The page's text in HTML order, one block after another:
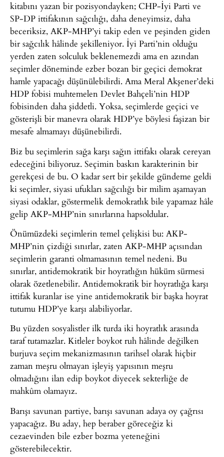
kitabını yazan bir pozisyondayken; CHP-İyi Parti ve
SP-DP ittifakının sağcılığı, daha deneyimsiz, daha
beceriksiz, AKP-MHP’yi takip eden ve peşinden giden
bir sağcılık hâlinde şekilleniyor. İyi Parti’nin olduğu
yerden zaten solculuk beklenemezdi ama en azından
seçimler döneminde ezber bozan bir geçici demokrat
hamle yapacağı düşünülebilirdi. Ama Meral Akşener’deki
HDP fobisi muhtemelen Devlet Bahçeli’nin HDP
fobisinden daha şiddetli. Yoksa, seçimlerde geçici ve
gösterişli bir manevra olarak HDP’ye böylesi faşizan bir
mesafe almamayı düşünebilirdi.
Biz bu seçimlerin sağa karşı sağın ittifakı olarak cereyan
edeceğini biliyoruz. Seçimin baskın karakterinin bir
gerekçesi de bu. O kadar sert bir şekilde gündeme geldi
ki seçimler, siyasi ufukları sağcılığı bir milim aşamayan
siyasi odaklar, göstermelik demokratlık bile yapamaz hâle
gelip AKP-MHP’nin sınırlarına hapsoldular.
Önümüzdeki seçimlerin temel çelişkisi bu: AKP-
MHP’nin çizdiği sınırlar, zaten AKP-MHP açısından
seçimlerin garanti olmamasının temel nedeni. Bu
sınırlar, antidemokratik bir hoyratlığın hüküm sürmesi
olarak özetlenebilir. Antidemokratik bir hoyratlığa karşı
ittifak kuranlar ise yine antidemokratik bir başka hoyrat
tutumu HDP’ye karşı alabiliyorlar.
Bu yüzden sosyalistler ilk turda iki hoyratlık arasında
taraf tutamazlar. Kitleler boykot ruh hâlinde değilken
burjuva seçim mekanizmasının tarihsel olarak hiçbir
zaman meşru olmayan işleyiş yapısının meşru
olmadığını ilan edip boykot diyecek sekterliğe de
mahkûm olamayız.
Barışı savunan partiye, barışı savunan adaya oy çağrısı
yapacağız. Bu aday, hep beraber göreceğiz ki
cezaevinden bile ezber bozma yeteneğini
gösterebilecektir.